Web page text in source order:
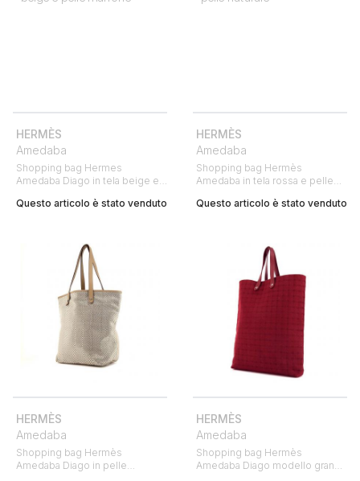
HERMÈS
Amedaba
Shopping bag Hermes
Amedaba Diago in tela beige e
Questo articolo è stato venduto
HERMÈS
Amedaba
Shopping bag Hermès
Amedaba in tela rossa e pelle
Questo articolo è stato venduto
HERMÈS
Amedaba
Shopping bag Hermès
Amedaba Diago in pelle
HERMÈS
Amedaba
Shopping bag Hermès
Amedaba Diago modello grande